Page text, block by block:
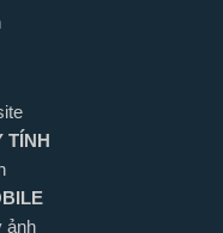
TÍNH
ảnh